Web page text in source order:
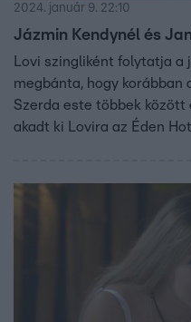
2024. január 9. 22:10
Jázmin Kendynél és
Lovi szingliként folytatja a
megbánta, hogy
Szerda este többek között
akadt ki Lovira az Éden